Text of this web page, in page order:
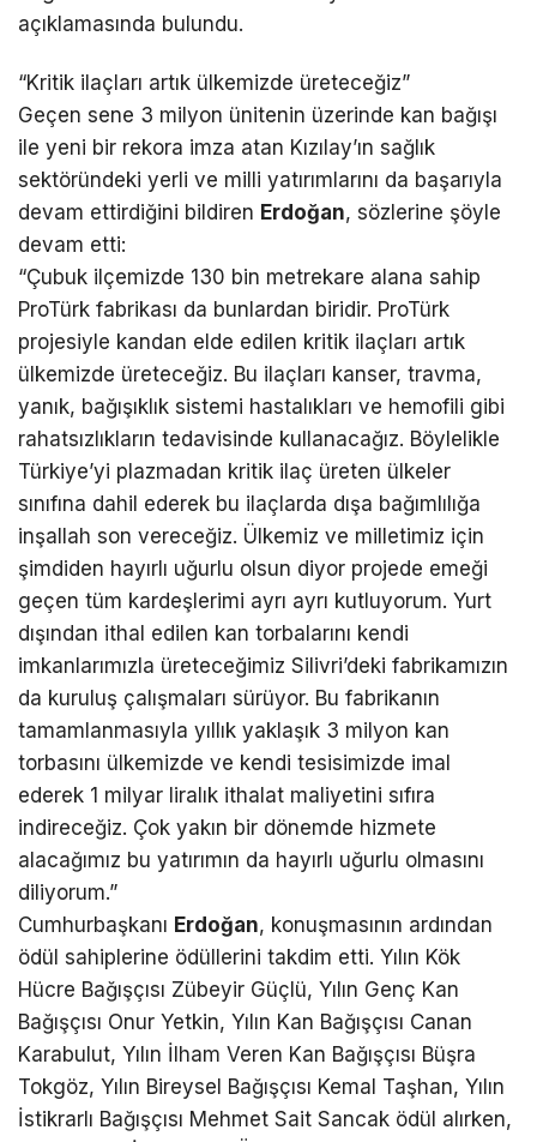
açıklamasında bulundu.
“Kritik ilaçları artık ülkemizde üreteceğiz”
Geçen sene 3 milyon ünitenin üzerinde kan bağışı
ile yeni bir rekora imza atan Kızılay’ın sağlık
sektöründeki yerli ve milli yatırımlarını da başarıyla
devam ettirdiğini bildiren Erdoğan, sözlerine şöyle
devam etti:
“Çubuk ilçemizde 130 bin metrekare alana sahip
ProTürk fabrikası da bunlardan biridir. ProTürk
projesiyle kandan elde edilen kritik ilaçları artık
ülkemizde üreteceğiz. Bu ilaçları kanser, travma,
yanık, bağışıklık sistemi hastalıkları ve hemofili gibi
rahatsızlıkların tedavisinde kullanacağız. Böylelikle
Türkiye’yi plazmadan kritik ilaç üreten ülkeler
sınıfına dahil ederek bu ilaçlarda dışa bağımlılığa
inşallah son vereceğiz. Ülkemiz ve milletimiz için
şimdiden hayırlı uğurlu olsun diyor projede emeği
geçen tüm kardeşlerimi ayrı ayrı kutluyorum. Yurt
dışından ithal edilen kan torbalarını kendi
imkanlarımızla üreteceğimiz Silivri’deki fabrikamızın
da kuruluş çalışmaları sürüyor. Bu fabrikanın
tamamlanmasıyla yıllık yaklaşık 3 milyon kan
torbasını ülkemizde ve kendi tesisimizde imal
ederek 1 milyar liralık ithalat maliyetini sıfıra
indireceğiz. Çok yakın bir dönemde hizmete
alacağımız bu yatırımın da hayırlı uğurlu olmasını
diliyorum.”
Cumhurbaşkanı Erdoğan, konuşmasının ardından
ödül sahiplerine ödüllerini takdim etti. Yılın Kök
Hücre Bağışçısı Zübeyir Güçlü, Yılın Genç Kan
Bağışçısı Onur Yetkin, Yılın Kan Bağışçısı Canan
Karabulut, Yılın İlham Veren Kan Bağışçısı Büşra
Tokgöz, Yılın Bireysel Bağışçısı Kemal Taşhan, Yılın
İstikrarlı Bağışçısı Mehmet Sait Sancak ödül alırken,